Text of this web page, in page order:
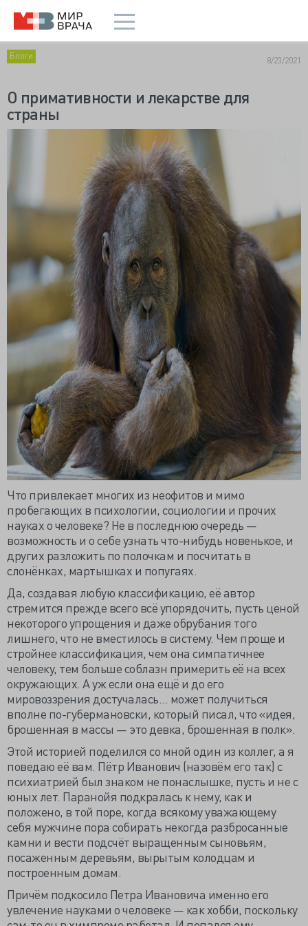
Блоги 8/23/2021
О примативности и лекарстве для
страны
Что привлекает многих из неофитов и мимо
пробегающих в психологии, социологии и прочих
науках о человеке? Не в последнюю очередь —
возможность и о себе узнать что-нибудь новенькое, и
других разложить по полочкам и посчитать в
слонёнках, мартышках и попугаях.
Да, создавая любую классификацию, её автор
стремится прежде всего всё упорядочить, пусть ценой
некоторого упрощения и даже обрубания того
лишнего, что не вместилось в систему. Чем проще и
стройнее классификация, чем она симпатичнее
человеку, тем больше соблазн примерить её на всех
окружающих. А уж если она ещё и до его
мировоззрения достучалась... может получиться
вполне по-губермановски, который писал, что «идея,
брошенная в массы — это девка, брошенная в полк».
Этой историей поделился со мной один из коллег, а я
поведаю её вам. Пётр Иванович (назовём его так) с
психиатрией был знаком не понаслышке, пусть и не с
юных лет. Паранойя подкралась к нему, как и
положено, в той поре, когда всякому уважающему
себя мужчине пора собирать некогда разбросанные
камни и вести подсчёт выращенным сыновьям,
посаженным деревьям, вырытым колодцам и
построенным домам.
Причём подкосило Петра Ивановича именно его
увлечение науками о человеке — как хобби, поскольку